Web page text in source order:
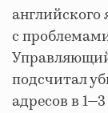
английского
с
Управляющий
подсчитал
адресов в